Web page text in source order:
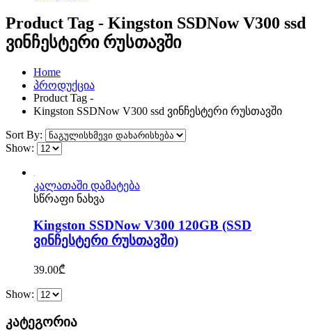
Product Tag - Kingston SSDNow V300 ssd
ვინჩესტერი რუსთავში
Home
პროდუქცია
Product Tag -
Kingston SSDNow V300 ssd ვინჩესტერი რუსთავში
Sort By:
Show:
კალათაში დამატება
სწრაფი ნახვა
Kingston SSDNow V300 120GB (SSD
ვინჩესტერი რუსთავში)
39.00₾
Show:
კატეგორია